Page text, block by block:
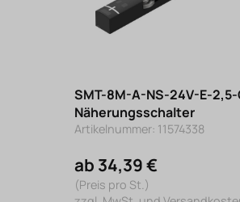
SMT-8M-A-NS-24V-E-2,5-
Näherungsschalter
Artikelnummer: 11574338
ab 34,39 €
(Preis pro St.)